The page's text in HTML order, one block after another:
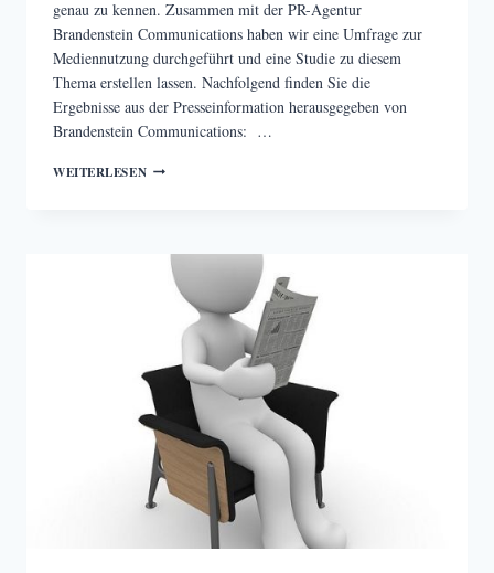
genau zu kennen. Zusammen mit der PR-Agentur
Brandenstein Communications haben wir eine Umfrage zur
Mediennutzung durchgeführt und eine Studie zu diesem
Thema erstellen lassen. Nachfolgend finden Sie die
Ergebnisse aus der Presseinformation herausgegeben von
Brandenstein Communications: …
WEITERLESENSTUDIE
ÖSTERREICH